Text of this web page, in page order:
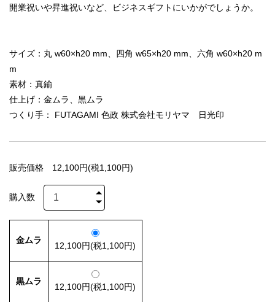
開業祝いや昇進祝いなど、ビジネスギフトにいかがでしょうか。
サイズ：丸 w60×h20 mm、四角 w65×h20 mm、六角 w60×h20 m
m
素材：真鍮
仕上げ：金ムラ、黒ムラ
つくり手： FUTAGAMI 色政 株式会社モリヤマ 日光印
販売価格 12,100円(税1,100円)
購入数
金ムラ
12,100円(税1,100円)
黒ムラ
12,100円(税1,100円)